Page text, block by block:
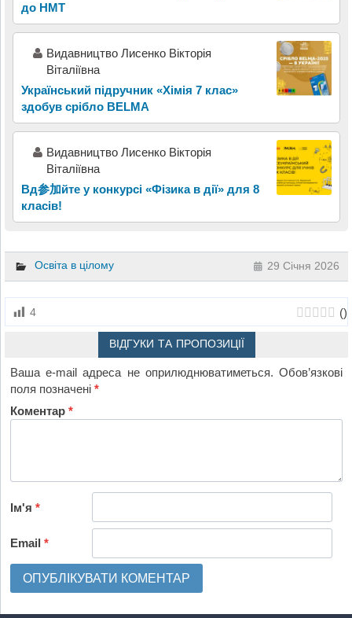
до НМТ
Видавництво Лисенко Вікторія
Віталіївна
Український підручник «Хімія 7 клас»
здобув срібло BELMA
Видавництво Лисенко Вікторія
Віталіївна
Вд参加йте у конкурсі «Фізика в дії» для 8
класів!
Освіта в цілому 29 Січня 2026
4 ()
ВІДГУКИ ТА ПРОПОЗИЦІЇ
Ваша e-mail адреса не оприлюднюватиметься. Обов’язкові
поля позначені*
Коментар*
Ім'я*
Email*